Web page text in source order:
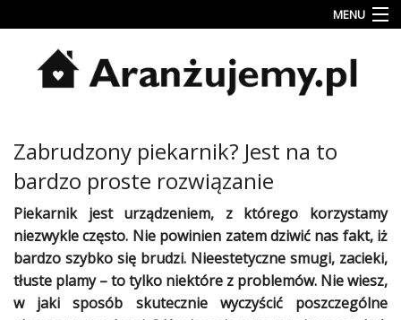
MENU
Inspiracje
wnętrz
Jesienne
Konkursy
Najlepsze
Zabrudzony piekarnik? Jest na to
bardzo proste rozwiązanie
Piekarnik jest urządzeniem, z którego korzystamy
niezwykle często. Nie powinien zatem dziwić nas fakt, iż
bardzo szybko się brudzi. Nieestetyczne smugi, zacieki,
tłuste plamy– to tylko niektóre z problemów. Nie wiesz,
w jaki sposób skutecznie wyczyścić poszczególne